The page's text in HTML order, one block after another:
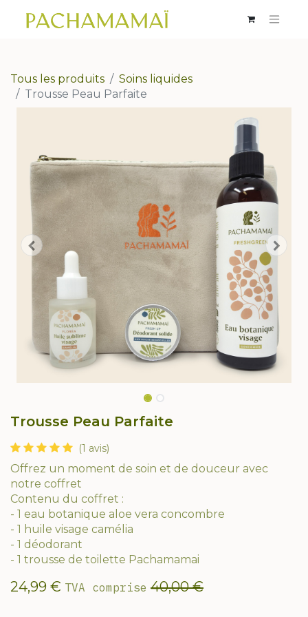
Tous les produits
Soins liquides
Trousse Peau Parfaite
Trousse Peau Parfaite
(1 avis)
Offrez un moment de soin et de douceur avec
notre coffret
Contenu du coffret :
- 1 eau botanique aloe vera concombre
- 1 huile visage camélia
- 1 déodorant
- 1 trousse de toilette Pachamamai
24,99 € TVA comprise 40,00€